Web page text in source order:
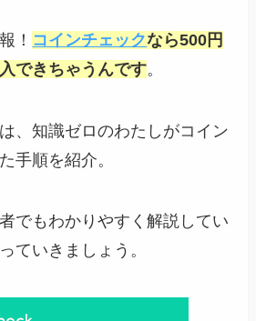
！ コインチェックなら500円
できちゃうんです。
、知識ゼロのわたしがコイン
手順を紹介。
でもわかりやすく解説してい
ていきましょう。